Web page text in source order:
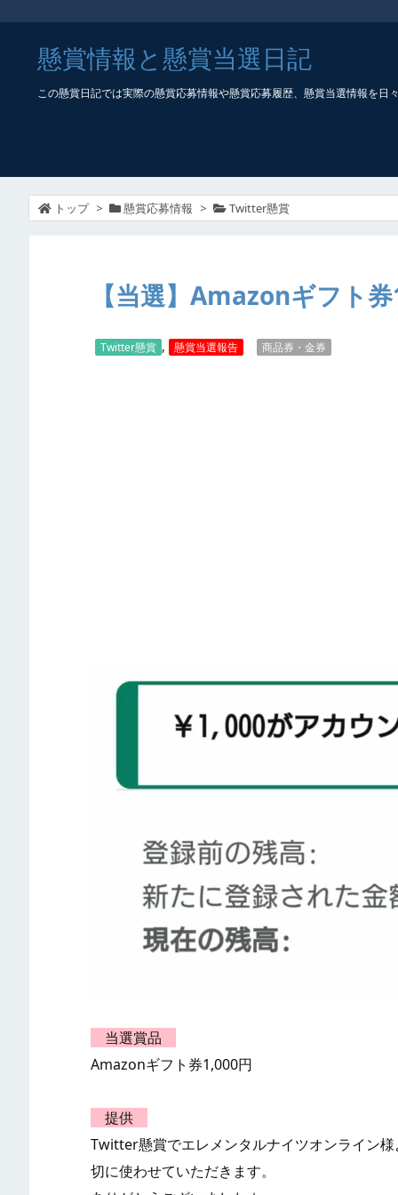
懸賞情報と懸賞当選日記
この懸賞日記では実際の懸賞応募情報や懸賞応募履歴、懸賞当選情報を
トップ > 懸賞応募情報 > Twitter懸賞
【当選】Amazonギフト
Twitter懸賞 , 懸賞当選報告 商品券・金券
当選賞品
Amazonギフト券1,000円
提供
Twitter懸賞でエレメンタルナイツオンライン
切に使わせていただきます。